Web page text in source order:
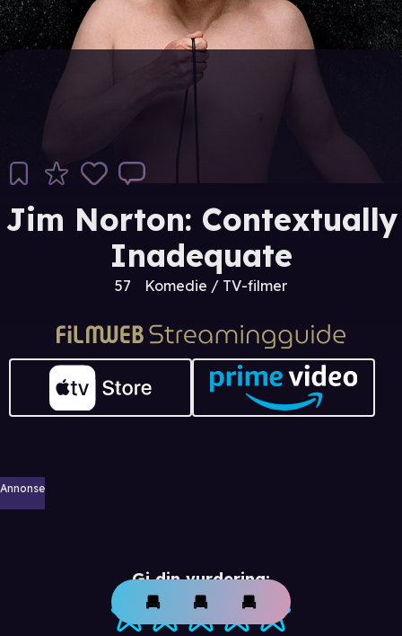
Jim Norton: Contextually
Inadequate
57 Komedie / TV-filmer
Annonse
Gi din vurdering: